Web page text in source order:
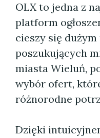
OLX to jedna z
platform
cieszy się
poszukujących
miasta Wieluń,
wybór ofert,
różnorodne
Dzięki